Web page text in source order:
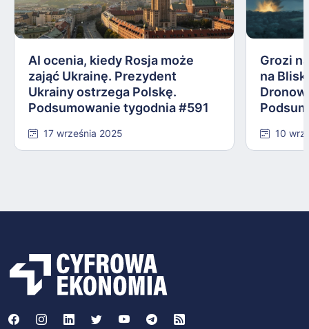
AI ocenia, kiedy Rosja może
zająć Ukrainę. Prezydent
Ukrainy ostrzega Polskę.
Podsumowanie tygodnia #591
17 września 2025
Grozi
na
10